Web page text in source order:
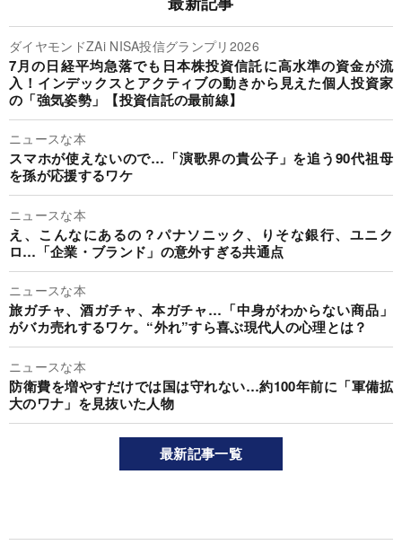
ダイヤモンドZAi NISA投信グランプリ2026
7月の日経平均急落でも日本株投資信託に高水準の資金が流
入！インデックスとアクティブの動きから見えた個人投資家
の「強気姿勢」【投資信託の最前線】
ニュースな本
スマホが使えないので…「演歌界の貴公子」を追う90代祖母
を孫が応援するワケ
ニュースな本
え、こんなにあるの？パナソニック、りそな銀行、ユニク
ロ…「企業・ブランド」の意外すぎる共通点
ニュースな本
旅ガチャ、酒ガチャ、本ガチャ…「中身がわからない商品」
がバカ売れするワケ。“外れ”すら喜ぶ現代人の心理とは？
ニュースな本
防衛費を増やすだけでは国は守れない…約100年前に「軍備拡
大のワナ」を見抜いた人物
最新記事一覧